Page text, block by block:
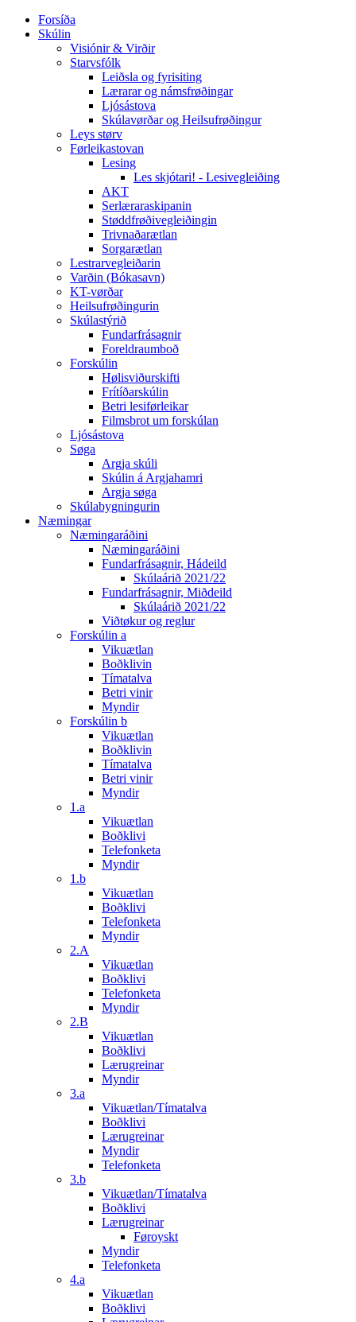
Forsíða
Skúlin
Visiónir & Virðir
Starvsfólk
Leiðsla og fyrisiting
Lærarar og námsfrøðingar
Ljósástova
Skúlavørðar og Heilsufrøðingur
Leys størv
Førleikastovan
Lesing
Les skjótari! - Lesivegleiðing
AKT
Serlæraraskipanin
Støddfrøðivegleiðingin
Trivnaðarætlan
Sorgarætlan
Lestrarvegleiðarin
Varðin (Bókasavn)
KT-vørðar
Heilsufrøðingurin
Skúlastýrið
Fundarfrásagnir
Foreldraumboð
Forskúlin
Hølisviðurskifti
Frítíðarskúlin
Betri lesiførleikar
Filmsbrot um forskúlan
Ljósástova
Søga
Argja skúli
Skúlin á Argjahamri
Argja søga
Skúlabygningurin
Næmingar
Næmingaráðini
Næmingaráðini
Fundarfrásagnir, Hádeild
Skúlaárið 2021/22
Fundarfrásagnir, Miðdeild
Skúlaárið 2021/22
Viðtøkur og reglur
Forskúlin a
Vikuætlan
Boðklivin
Tímatalva
Betri vinir
Myndir
Forskúlin b
Vikuætlan
Boðklivin
Tímatalva
Betri vinir
Myndir
1.a
Vikuætlan
Boðklivi
Telefonketa
Myndir
1.b
Vikuætlan
Boðklivi
Telefonketa
Myndir
2.A
Vikuætlan
Boðklivi
Telefonketa
Myndir
2.B
Vikuætlan
Boðklivi
Lærugreinar
Myndir
3.a
Vikuætlan/Tímatalva
Boðklivi
Lærugreinar
Myndir
Telefonketa
3.b
Vikuætlan/Tímatalva
Boðklivi
Lærugreinar
Føroyskt
Myndir
Telefonketa
4.a
Vikuætlan
Boðklivi